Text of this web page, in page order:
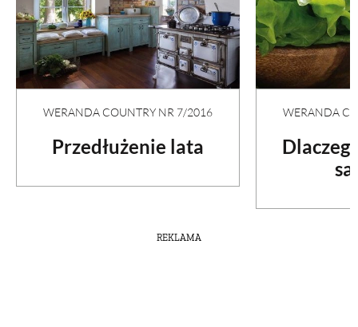
WERANDA COUNTRY NR 7/2016
Przedłużenie lata
WERANDA
REKLAMA